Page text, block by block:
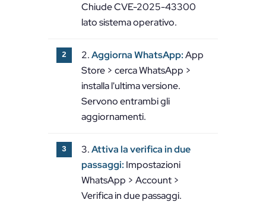
Chiude CVE-2025-43300
lato sistema operativo.
Aggiorna WhatsApp:App
Store > cerca WhatsApp >
installa l'ultima versione.
Servono entrambi gli
aggiornamenti.
Attiva la verifica in due
passaggi: Impostazioni
WhatsApp > Account >
Verifica in due passaggi.